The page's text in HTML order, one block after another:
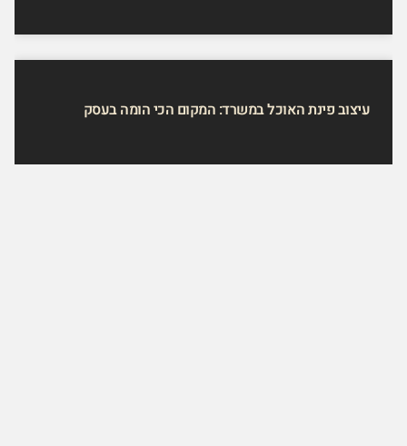
עיצוב פינת האוכל במשרד: המקום הכי הומה בעסק